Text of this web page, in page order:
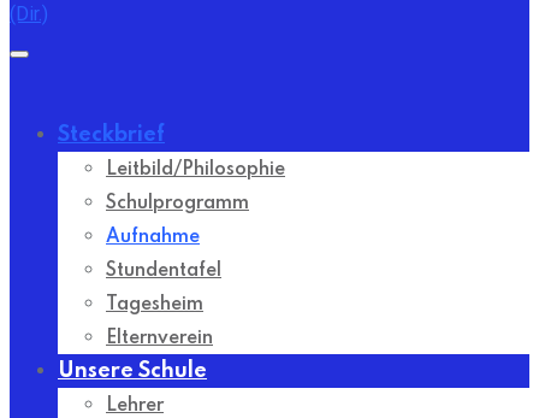
(Dir.)
Steckbrief
Leitbild/Philosophie
Schulprogramm
Aufnahme
Stundentafel
Tagesheim
Elternverein
Unsere Schule
Lehrer